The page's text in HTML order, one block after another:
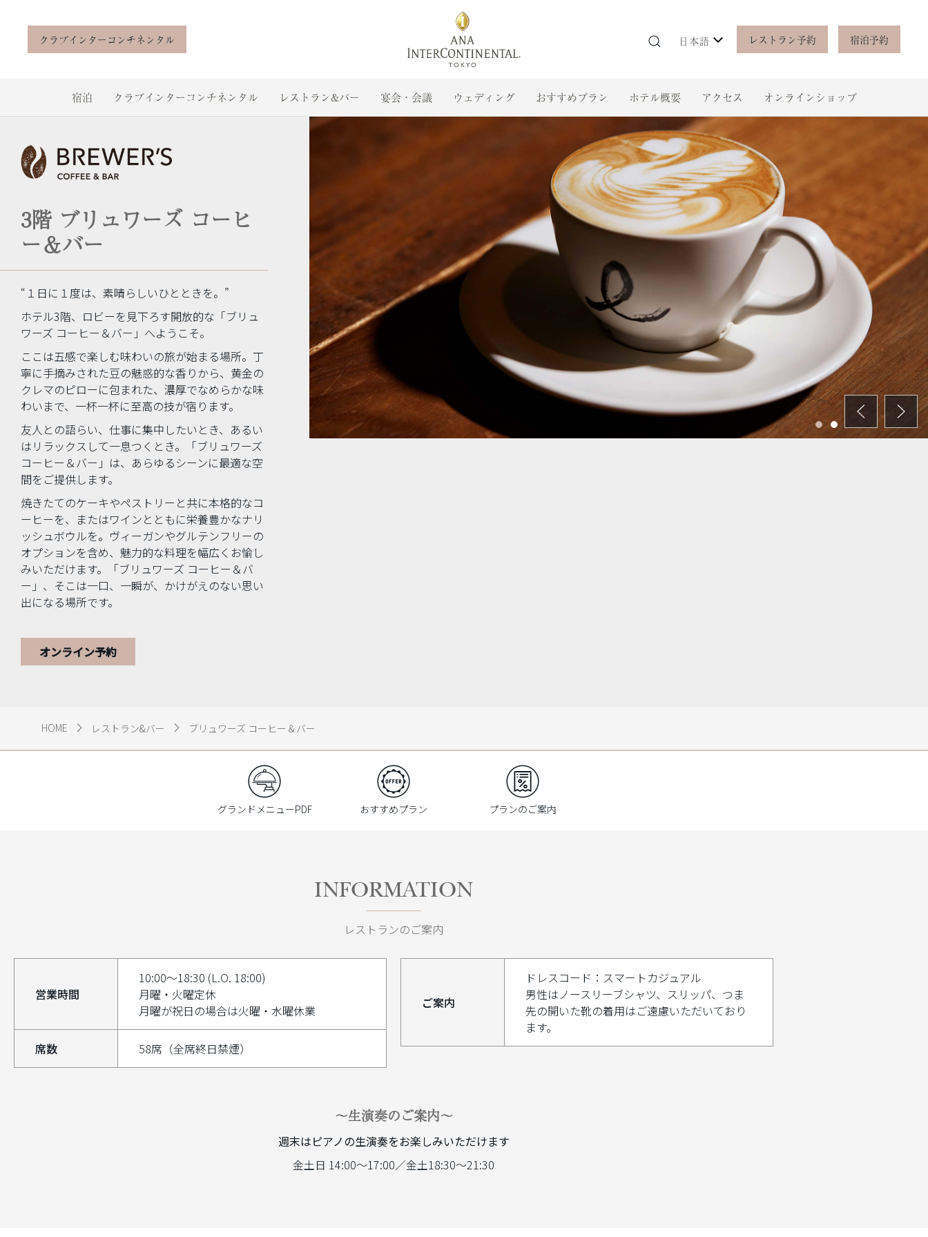
クラブインターコンチネンタル 日本語 レストラン予約 宿泊予約
宿泊 クラブインターコンチネンタル レストラン&バー 宴会・会議 ウェディング おすすめプラン ホテル概要 アクセス オンラインショップ
3階 ブリュワーズ コーヒ
ー＆バー
“１日に１度は、素晴らしいひとときを。”
ホテル3階、ロビーを見下ろす開放的な「ブリュ
ワーズ コーヒー＆バー」へようこそ。
ここは五感で楽しむ味わいの旅が始まる場所。丁
寧に手摘みされた豆の魅惑的な香りから、黄金の
クレマのピローに包まれた、濃厚でなめらかな味
わいまで、一杯一杯に至高の技が宿ります。
友人との語らい、仕事に集中したいとき、あるい
はリラックスして一息つくとき。「ブリュワーズ
コーヒー＆バー」は、あらゆるシーンに最適な空
間をご提供します。
焼きたてのケーキやペストリーと共に本格的なコ
ーヒーを、またはワインとともに栄養豊かなナリ
ッシュボウルを。ヴィーガンやグルテンフリーの
オプションを含め、魅力的な料理を幅広くお愉し
みいただけます。「ブリュワーズ コーヒー＆バ
ー」、そこは一口、一瞬が、かけがえのない思い
HOME レストラン&バー ブリュワーズ コーヒー＆バー
INFORMATION
レストランのご案内
10:00～18:30 (L.O. 18:00)
月曜・火曜定休
ドレスコード：スマートカジュアル
男性はノースリーブシャツ、スリッパ、つま
先の開いた靴の着用はご遠慮いただいており
～生演奏のご案内～
週末はピアノの生演奏をお楽しみいただけます